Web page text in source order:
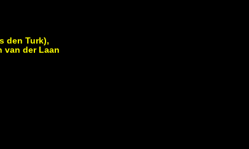
den Turk),
van der Laan